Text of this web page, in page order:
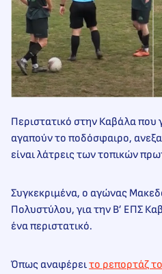
Περιστατικό στην Καβάλα που
αγαπούν το ποδόσφαιρο,
είναι λάτρεις των τοπικών
Συγκεκριμένα, ο αγώνας
Πολυστύλου, για την Β’ ΕΠΣ
ένα περιστατικό.
Όπως αναφέρειτο ρεπορτάζ